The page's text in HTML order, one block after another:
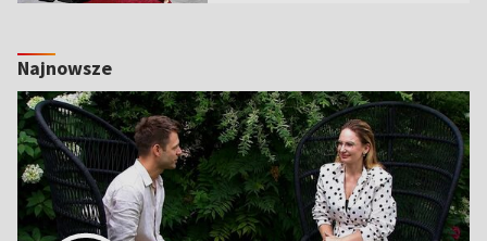
Najnowsze